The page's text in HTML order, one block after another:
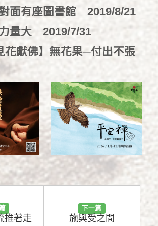
面有座圖書館 2019/8/21
量大 2019/7/31
花獻佛】無花果─付出不張
結果不開花
推著走
下一篇
施與受之間